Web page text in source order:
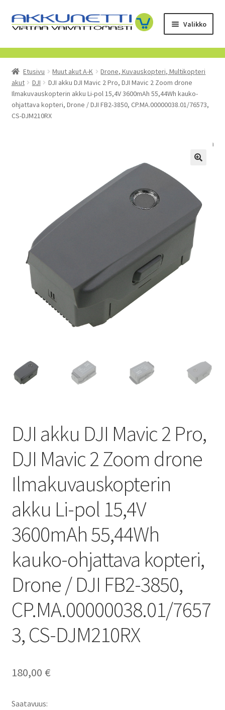
Siirry
navigointiin
Siirry
sisältöön
Valikko
Kauppa
Tietoa meistä
Yrityksille
Etusivu Muut akut A-K
Drone, Kuvauskopteri, Multikopteri
akut
DJI
DJI akku DJI Mavic 2 Pro, DJI Mavic 2 Zoom drone
Ilmakuvauskopterin akku Li-pol 15,4V 3600mAh 55,44Wh kauko-
ohjattava kopteri, Drone / DJI FB2-3850, CP.MA.00000038.01/76573,
CS-DJM210RX
DJI akku DJI Mavic 2 Pro,
DJI Mavic 2 Zoom drone
Ilmakuvauskopterin
akku Li-pol 15,4V
3600mAh 55,44Wh
kauko-ohjattava kopteri,
Drone / DJI FB2-3850,
CP.MA.00000038.01/7657
3, CS-DJM210RX
180,00 €
Saatavuus: